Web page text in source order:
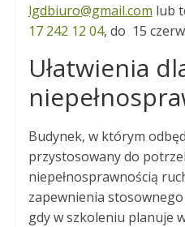
lgdbiuro@gmail.com lub
17 242 12 04, do 15
Ułatwienia
Budynek, w którym
przystosowany do
niepełnosprawnością
zapewnienia
gdy w szkoleniu planuje